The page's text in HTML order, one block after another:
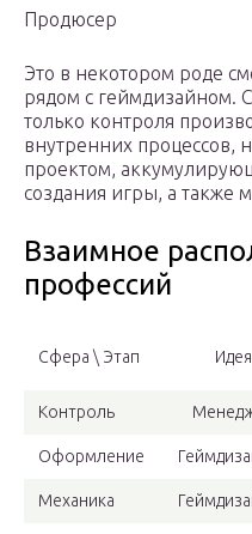
Продюсер
Это в некотором роде
рядом с геймдизайном.
только контроля
внутренних процессов,
проектом,
создания игры, а также
Взаимное
профессий
Сфера \ Этап Идея
Контроль
Оформление
Механика